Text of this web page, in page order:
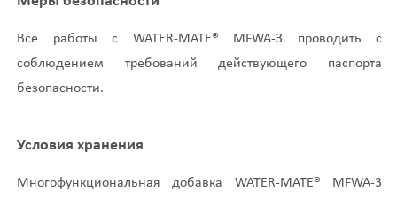
Все работы с WATER-MATE® MFWA-3 проводить с
соблюдением требований действующего паспорта
безопасности.
Условия хранения
Многофункциональная добавка WATER-MATE® MFWA-3